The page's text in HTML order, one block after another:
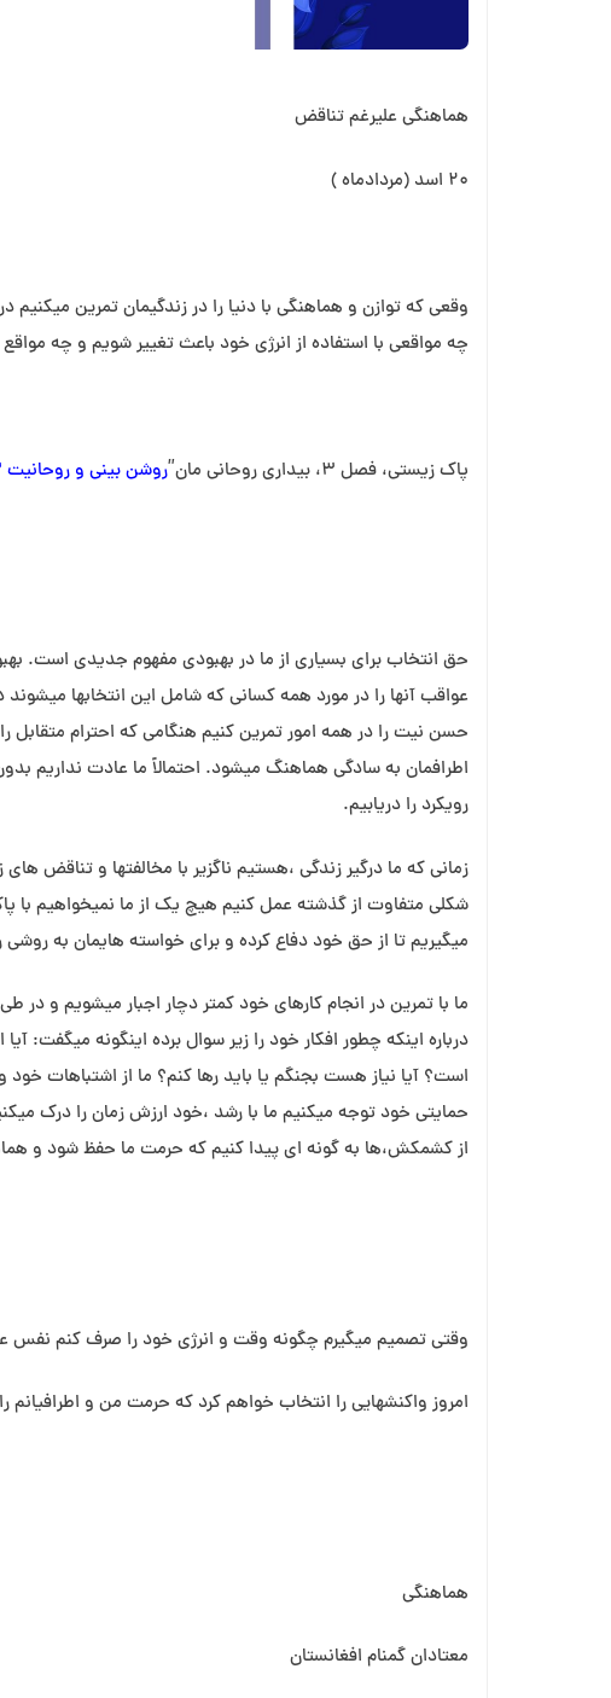
هماهنگی علیرغم تناقض
۲۰ اسد (مردادماه )
وقعی که توازن و هماهنگی با دنیا را در زندگیمان تمرین میکنیم
چه مواقعی با استفاده از انرژی خود باعث تغییر شویم و چه
پاک زیستی، فصل ۳، بیداری روحانی مان” روشن بینی و روحانیت ۱۳ اسد( مردادماه )
حق انتخاب برای بسیاری از ما در بهبودی مفهوم جدیدی است.
عواقب آنها را در مورد همه کسانی که شامل این انتخابها
حسن نیت را در همه امور تمرین کنیم هنگامی که احترام متقابل
اطرافمان به سادگی هماهنگ میشود. احتمالاً ما عادت نداریم
رویکرد را دریابیم.
زمانی که ما درگیر زندگی ،هستیم ناگزیر با مخالفتها و تناقض
شکلی متفاوت از گذشته عمل کنیم هیچ یک از ما نمیخواهیم با
میگیریم تا از حق خود دفاع کرده و برای خواسته هایمان به روشی
ما با تمرین در انجام کارهای خود کمتر دچار اجبار میشویم و در
درباره اینکه چطور افکار خود را زیر سوال برده اینگونه
است؟ آیا نیاز هست بجنگم یا باید رها کنم؟ ما از اشتباهات
از کشمکش،ها به گونه ای پیدا کنیم که حرمت ما حفظ شود و
وقتی تصمیم میگیرم چگونه وقت و انرژی خود را صرف کنم نفس
امروز واکنشهایی را انتخاب خواهم کرد که حرمت من و اطرافیانم
هماهنگی
معتادان گمنام افغانستان